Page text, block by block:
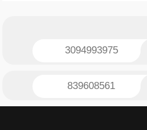
3094993975
839608561